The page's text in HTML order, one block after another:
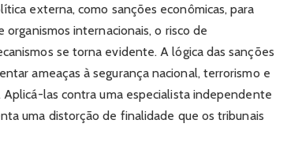
externa, como sanções econômicas, para
internacionais, o risco de
se torna evidente. A lógica das sanções
ameaças à segurança nacional, terrorismo e
las contra uma especialista independente
uma distorção de finalidade que os tribunais